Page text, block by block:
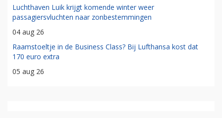
Luchthaven Luik krijgt komende winter weer
passagiersvluchten naar zonbestemmingen
04 aug 26
Raamstoeltje in de Business Class? Bij Lufthansa kost dat
170 euro extra
05 aug 26